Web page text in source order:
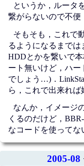
というか，ルータ
繋がらないので不便
そもそも，これで
るようになるまで
HDDとかを繋いで
ート無いけど，ハー
でしょう…)．
ら，これで出来れ
なんか，イメージ
くるのだけど，
なコードを使ってな
2005-08